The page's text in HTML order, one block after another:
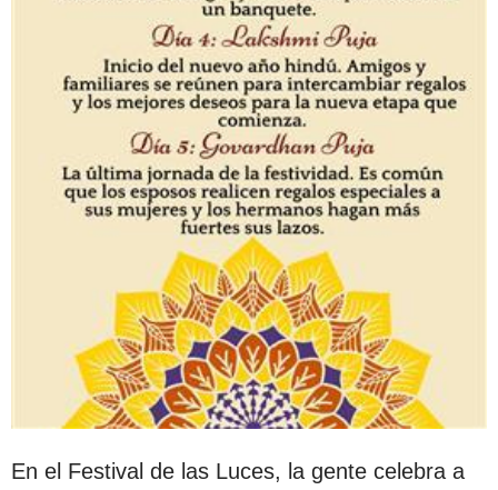
En el Festival de las Luces, la gente celebra a